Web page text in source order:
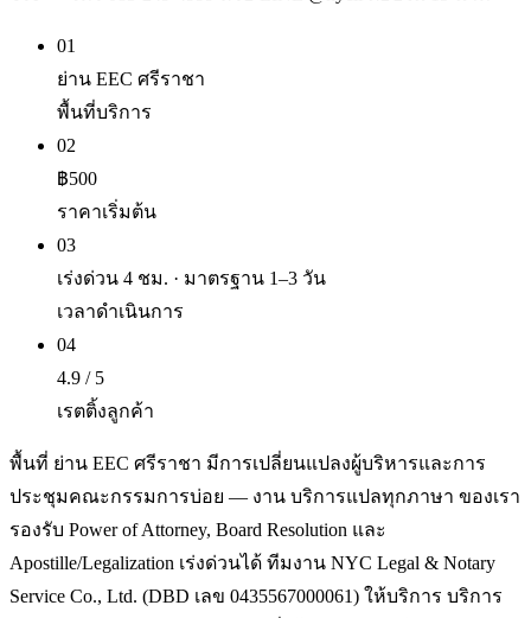
01
ย่าน EEC ศรีราชา
พื้นที่บริการ
02
฿500
ราคาเริ่มต้น
03
เร่งด่วน 4 ชม. · มาตรฐาน 1–3 วัน
เวลาดำเนินการ
04
4.9 / 5
เรตติ้งลูกค้า
พื้นที่ ย่าน EEC ศรีราชา มีการเปลี่ยนแปลงผู้บริหารและการ
ประชุมคณะกรรมการบ่อย — งาน บริการแปลทุกภาษา ของเรา
รองรับ Power of Attorney, Board Resolution และ
Apostille/Legalization เร่งด่วนได้ ทีมงาน NYC Legal & Notary
Service Co., Ltd. (DBD เลข 0435567000061) ให้บริการ บริการ